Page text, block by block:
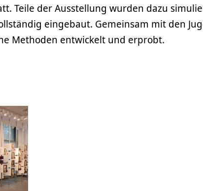
Teile der Ausstellung wurden dazu
eingebaut. Gemeinsam mit den
Methoden entwickelt und erprobt.